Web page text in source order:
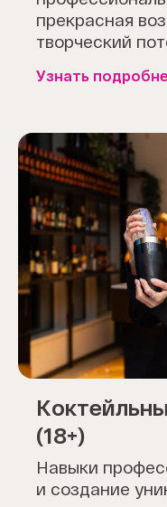
прекрасная
творческий
Узнать
(18+)
Навыки
и создание